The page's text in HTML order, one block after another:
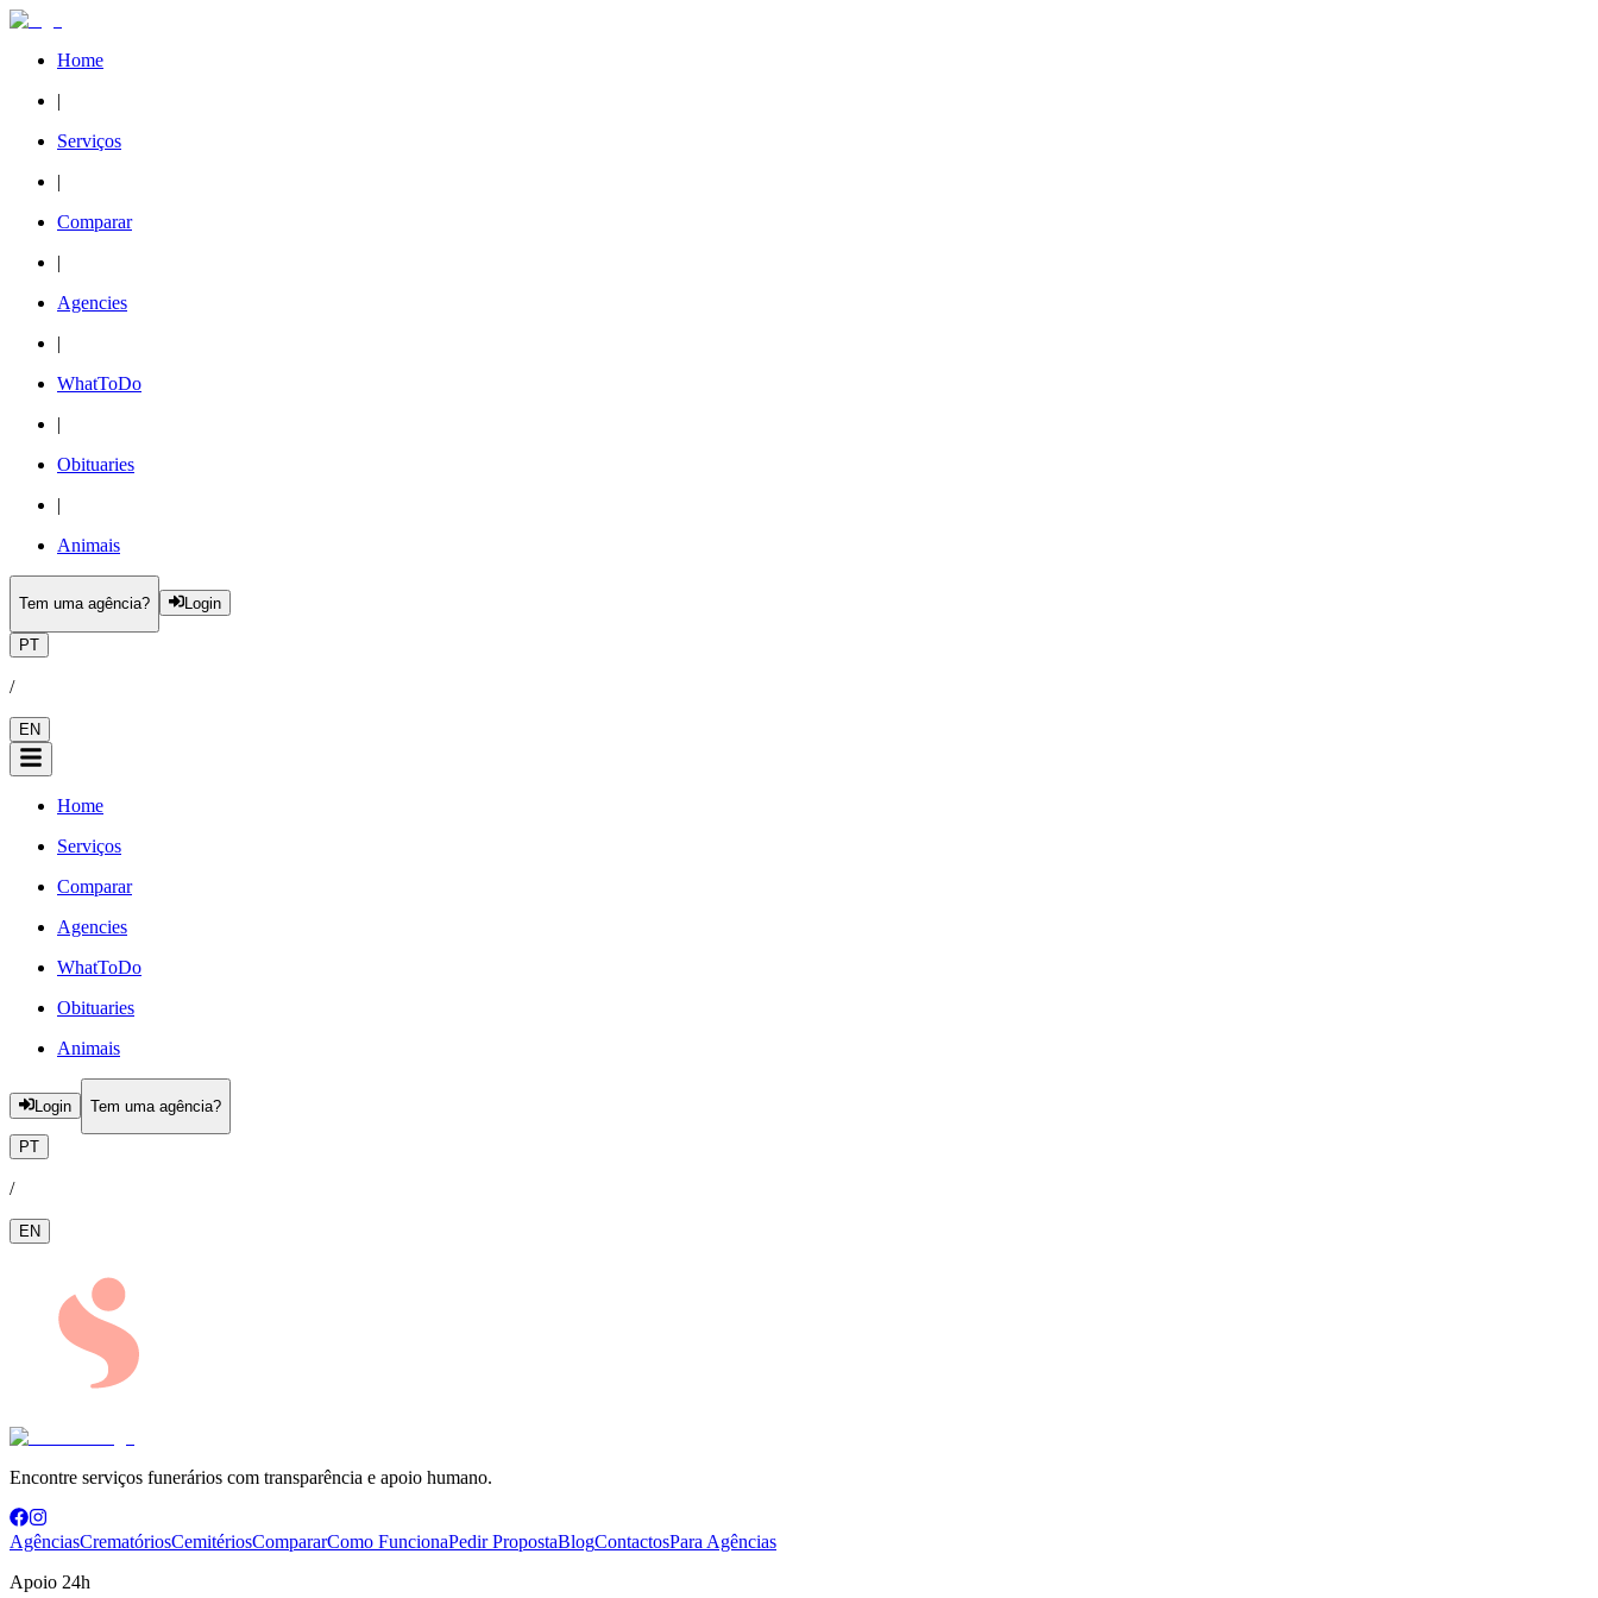
Home
|
Serviços
|
Comparar
|
Agencies
|
WhatToDo
|
Obituaries
|
Animais
Tem uma agência? Login
PT
/
EN
Home
Serviços
Comparar
Agencies
WhatToDo
Obituaries
Animais
Login Tem uma agência?
PT
/
EN
Encontre serviços funerários com transparência e apoio humano.
AgênciasCrematóriosCemitériosCompararComo FuncionaPedir PropostaBlogContactosPara Agências
Apoio 24h